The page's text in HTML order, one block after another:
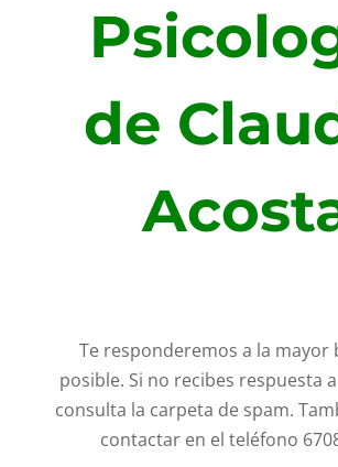
de
Te responderemos a la mayor
posible. Si no recibes respuesta
consulta la carpeta de spam.
contactar en el teléfono